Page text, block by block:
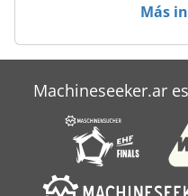
Más
Machineseeker.ar